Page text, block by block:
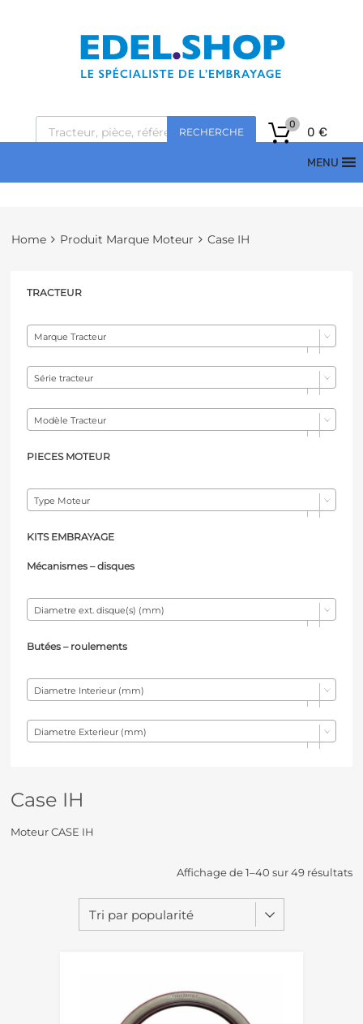
RECHERCHE 0 €
0
MENU
Home Produit Marque Moteur Case IH
Case IH
Moteur CASE IH
Affichage de 1–40 sur 49 résultats
TRACTEUR
Marque Tracteur
Série tracteur
Modèle Tracteur
PIECES MOTEUR
Type Moteur
KITS EMBRAYAGE
Mécanismes – disques
Diametre ext. disque(s) (mm)
Butées – roulements
Diametre Interieur (mm)
Diametre Exterieur (mm)